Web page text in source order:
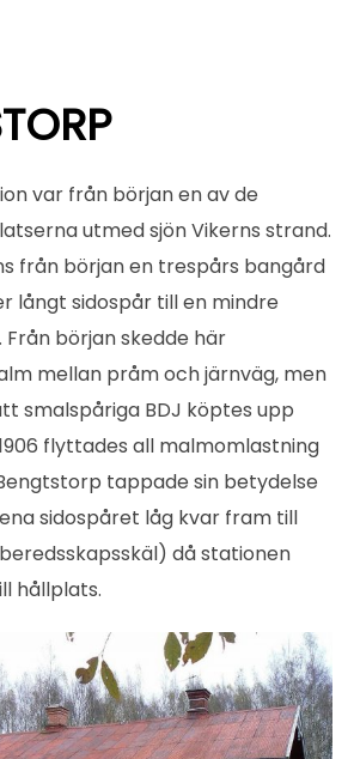
var från början en av de
utmed sjön Vikerns strand.
från början en trespårs bangård
långt sidospår till en mindre
början skedde här
mellan pråm och järnväg, men
smalspåriga BDJ köptes upp
flyttades all malmomlastning
tappade sin betydelse
sidospåret låg kvar fram till
beredsskapsskäl) då stationen
hållplats.